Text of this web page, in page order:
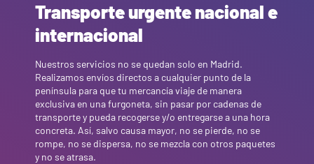
Transporte urgente nacional e
internacional
Nuestros servicios no se quedan solo en Madrid.
Realizamos envíos directos a cualquier punto de la
península para que tu mercancía viaje de manera
exclusiva en una furgoneta, sin pasar por cadenas de
transporte y pueda recogerse y/o entregarse a una hora
concreta. Así, salvo causa mayor, no se pierde, no se
rompe, no se dispersa, no se mezcla con otros paquetes
y no se atrasa.